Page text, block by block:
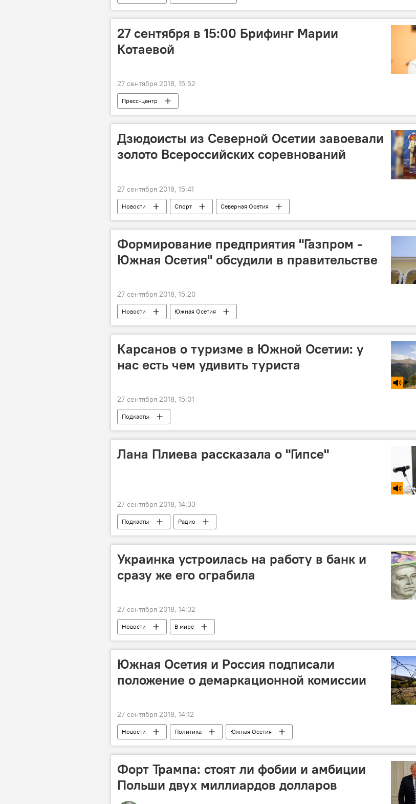
27 сентября в 15:00 Брифинг Марии
Котаевой
27 сентября 2018, 15:52
Пресс-центр
Дзюдоисты из Северной Осетии завоевали
золото Всероссийских соревнований
27 сентября 2018, 15:41
Новости Спорт Северная Осетия
Формирование предприятия "Газпром -
Южная Осетия" обсудили в правительстве
27 сентября 2018, 15:20
Новости Южная Осетия
Карсанов о туризме в Южной Осетии: у
нас есть чем удивить туриста
27 сентября 2018, 15:01
Подкасты
Лана Плиева рассказала о "Гипсе"
27 сентября 2018, 14:33
Подкасты Радио
Украинка устроилась на работу в банк и
сразу же его ограбила
27 сентября 2018, 14:32
Новости В мире
Южная Осетия и Россия подписали
положение о демаркационной комиссии
27 сентября 2018, 14:12
Новости Политика Южная Осетия
Форт Трампа: стоят ли фобии и амбиции
Польши двух миллиардов долларов